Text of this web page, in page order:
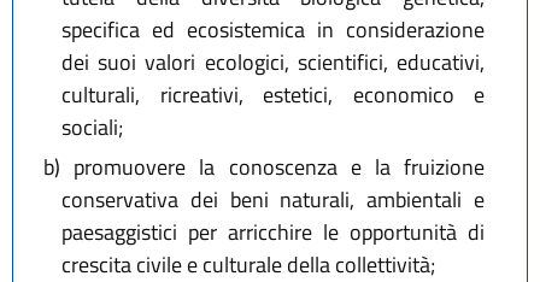
specifica ed ecosistemica in considerazione
dei suoi valori ecologici, scientifici, educativi,
culturali, ricreativi, estetici, economico e
sociali;
b) promuovere la conoscenza e la fruizione
conservativa dei beni naturali, ambientali e
paesaggistici per arricchire le opportunità di
crescita civile e culturale della collettività;